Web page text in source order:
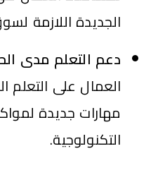
الجديدة اللازمة
دعم التعلم مدى
العمال على التعلم
مهارات جديدة
التكنولوجية.